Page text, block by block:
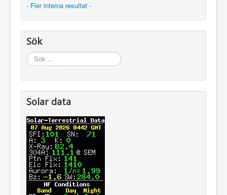
- Fler interna resultat -
Sök
Sök
...
Solar data